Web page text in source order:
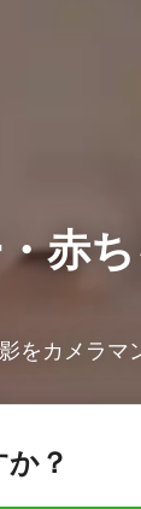
赤
をカメラマ
？